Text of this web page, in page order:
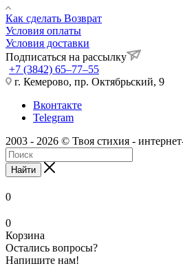
Как сделать Возврат
Условия оплаты
Условия доставки
Подписаться на рассылку
+7 (3842) 65–77–55
г. Кемерово, пр. Октябрьский, 9
Вконтакте
Telegram
2003 - 2026 © Твоя стихия -
Найти
0
0
Корзина
Остались вопросы?
Напишите нам!